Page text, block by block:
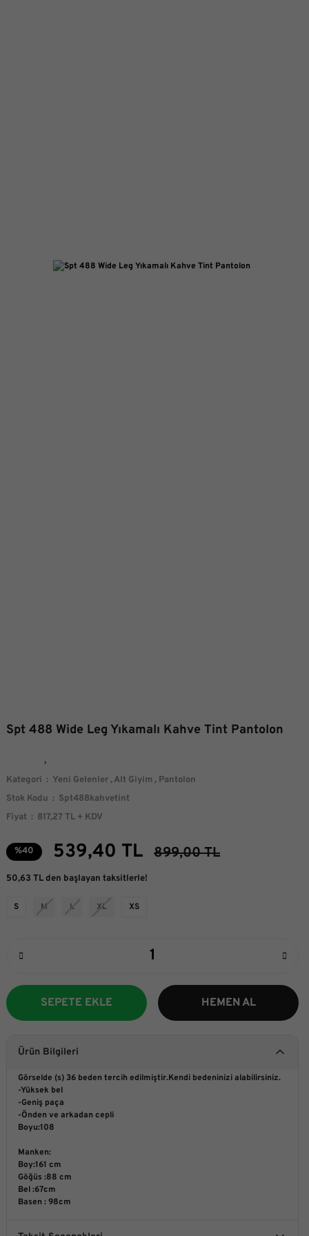
Spt 488 Wide Leg Yıkamalı Kahve Tint Pantolon
Kategori Yeni Gelenler ,Alt Giyim , Pantolon
Stok Kodu
Spt488kahvetint
Fiyat
817,27 TL + KDV
%40 539,40 TL 899,00 TL
50,63 TL den başlayan taksitlerle!
S M L XL XS
SEPETE EKLE HEMEN AL
Ürün Bilgileri
Görselde (s) 36 beden tercih edilmiştir.Kendi bedeninizi alabilirsiniz.
-Yüksek bel
-Geniş paça
-Önden ve arkadan cepli
Boyu:108
Manken:
Boy:161 cm
Göğüs :88 cm
Bel :67cm
Basen : 98cm